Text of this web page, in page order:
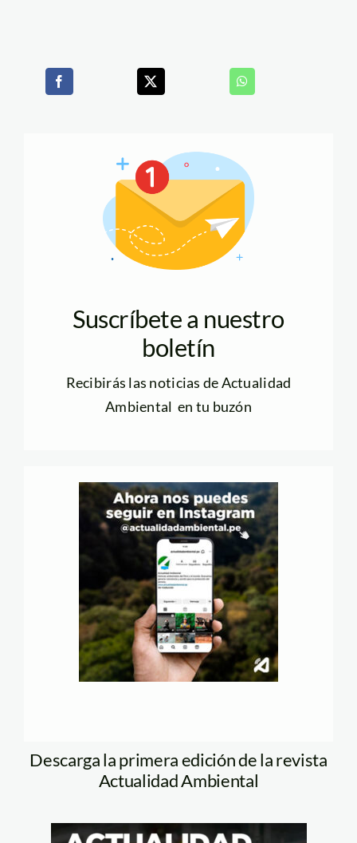
Suscríbete a nuestro
boletín
Recibirás las noticias de Actualidad
Ambiental en tu buzón
Descarga la primera edición de la revista
Actualidad Ambiental